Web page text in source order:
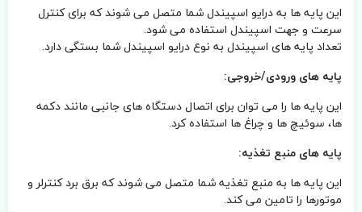
این پایه ها به درایو اسپیندل شما متصل می شوند که برای کنترل
سرعت و جهت اسپیندل استفاده می شود.
تعداد پایه های اسپیندل به نوع درایو اسپیندل شما بستگی دارد.
پایه های ورودی/خروجی:
این پایه ها را می توان برای اتصال دستگاه های جانبی مانند دکمه
ها، سوئیچ ها و چراغ ها استفاده کرد.
پایه های منبع تغذیه:
این پایه ها به منبع تغذیه شما متصل می شوند که برق برد کنترلر و
موتورها را تامین می کند.